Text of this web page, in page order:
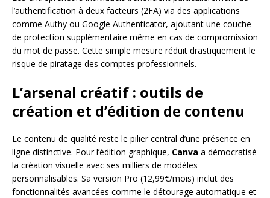
l’authentification à deux facteurs (2FA) via des applications
comme Authy ou Google Authenticator, ajoutant une couche
de protection supplémentaire même en cas de compromission
du mot de passe. Cette simple mesure réduit drastiquement le
risque de piratage des comptes professionnels.
L’arsenal créatif : outils de
création et d’édition de contenu
Le contenu de qualité reste le pilier central d’une présence en
ligne distinctive. Pour l’édition graphique, Canva a démocratisé
la création visuelle avec ses milliers de modèles
personnalisables. Sa version Pro (12,99€/mois) inclut des
fonctionnalités avancées comme le détourage automatique et